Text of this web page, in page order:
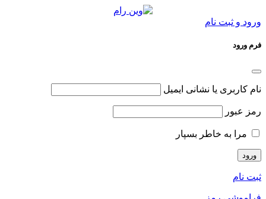
ورود و ثبت نام
فرم ورود
نام کاربری یا نشانی ایمیل
رمز عبور
مرا به خاطر بسپار
ثبت نام